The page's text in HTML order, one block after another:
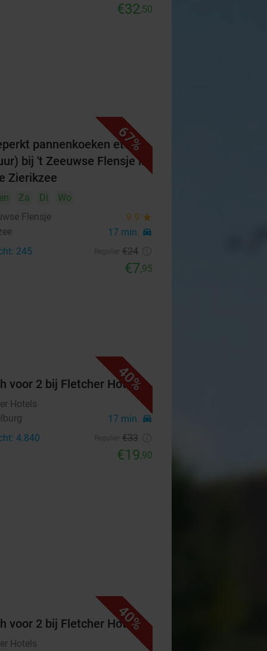
€32,50
67%
pannenkoeken eten
bij 't Zeeuwse Flensje in
Zierikzee
Za Di
Wo
Flensje
9.9 star
17 min. directions_car
245 €24
€7,95
40%
voor 2 bij Fletcher Hotels
Hotels
17 min. directions_car
4.840 €33
€19,90
40%
voor 2 bij Fletcher Hotels
Hotels